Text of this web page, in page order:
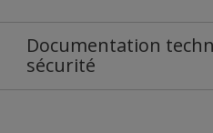
Documentation
sécurité